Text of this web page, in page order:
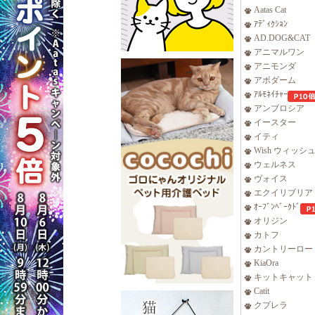
Aatas Cat
ｱﾃﾞｨｸｼｮﾝ
AD.DOG&CAT
アニマルワン
アニモンダ
アボダーム
ｱﾙﾓﾈｲﾁｬｰ
アンブロシア
イースター
イティ
Wish ウィッシュ
ウェルネス
ヴォイス
エクイリブリア
ｵｰﾌﾞﾝﾍﾞｰｸﾄﾞ
オリジン
カトフ
カントリーロー
KiaOra
キットキャット
Catit
クプレラ